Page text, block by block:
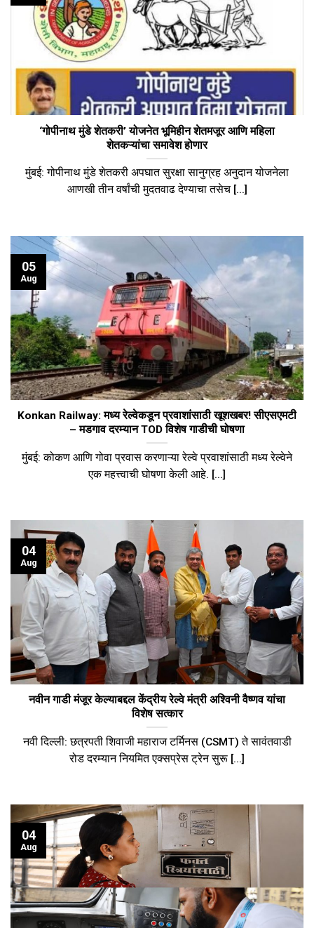
‘गोपीनाथ मुंडे शेतकरी’ योजनेत भूमिहीन शेतमजूर आणि महिला
शेतकऱ्यांचा समावेश होणार
मुंबई: गोपीनाथ मुंडे शेतकरी अपघात सुरक्षा सानुग्रह अनुदान योजनेला
आणखी तीन वर्षांची मुदतवाढ देण्याचा तसेच [...]
Konkan Railway: मध्य रेल्वेकडून प्रवाशांसाठी खूशखबर! सीएसएमटी
– मडगाव दरम्यान TOD विशेष गाडीची घोषणा
मुंबई: कोकण आणि गोवा प्रवास करणाऱ्या रेल्वे प्रवाशांसाठी मध्य रेल्वेने
एक महत्त्वाची घोषणा केली आहे. [...]
05
Aug
नवीन गाडी मंजूर केल्याबद्दल केंद्रीय रेल्वे मंत्री अश्विनी वैष्णव यांचा
विशेष सत्कार
नवी दिल्ली: ​छत्रपती शिवाजी महाराज टर्मिनस (CSMT) ते सावंतवाडी
रोड दरम्यान नियमित एक्सप्रेस ट्रेन सुरू [...]
04
Aug
04
Aug